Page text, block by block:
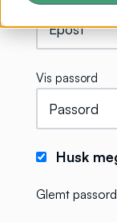
Vis passord
Husk
Glemt